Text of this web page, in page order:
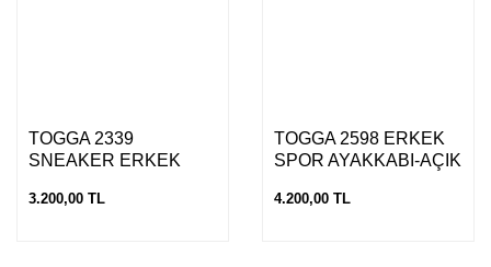
TOGGA 2339
SNEAKER ERKEK
3.200,00 TL
TOGGA 2598 ERKEK
SPOR AYAKKABI-AÇIK
4.200,00 TL